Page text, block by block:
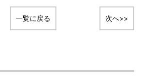
一覧に戻る 次へ>>